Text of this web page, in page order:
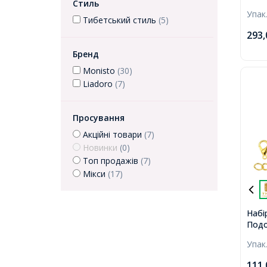
Стиль
Тибетський стиль (5)
Бренд
Monisto (30)
Liadoro (7)
Просування
Акційні товари (7)
Новинки (0)
Топ продажів (7)
Мікси (17)